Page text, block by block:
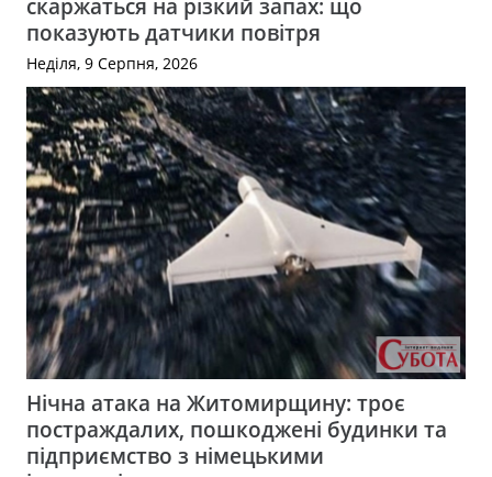
показують датчики повітря
Неділя, 9 Серпня, 2026
Нічна атака на Житомирщину: троє
постраждалих, пошкоджені будинки та
підприємство з німецькими